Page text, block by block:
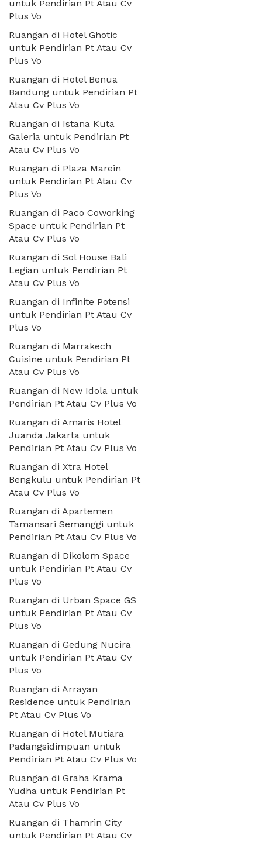
untuk Pendirian Pt Atau Cv
Plus Vo
Ruangan di Hotel Ghotic
untuk Pendirian Pt Atau Cv
Plus Vo
Ruangan di Hotel Benua
Bandung untuk Pendirian Pt
Atau Cv Plus Vo
Ruangan di Istana Kuta
Galeria untuk Pendirian Pt
Atau Cv Plus Vo
Ruangan di Plaza Marein
untuk Pendirian Pt Atau Cv
Plus Vo
Ruangan di Paco Coworking
Space untuk Pendirian Pt
Atau Cv Plus Vo
Ruangan di Sol House Bali
Legian untuk Pendirian Pt
Atau Cv Plus Vo
Ruangan di Infinite Potensi
untuk Pendirian Pt Atau Cv
Plus Vo
Ruangan di Marrakech
Cuisine untuk Pendirian Pt
Atau Cv Plus Vo
Ruangan di New Idola untuk
Pendirian Pt Atau Cv Plus Vo
Ruangan di Amaris Hotel
Juanda Jakarta untuk
Pendirian Pt Atau Cv Plus Vo
Ruangan di Xtra Hotel
Bengkulu untuk Pendirian Pt
Atau Cv Plus Vo
Ruangan di Apartemen
Tamansari Semanggi untuk
Pendirian Pt Atau Cv Plus Vo
Ruangan di Dikolom Space
untuk Pendirian Pt Atau Cv
Plus Vo
Ruangan di Urban Space GS
untuk Pendirian Pt Atau Cv
Plus Vo
Ruangan di Gedung Nucira
untuk Pendirian Pt Atau Cv
Plus Vo
Ruangan di Arrayan
Residence untuk Pendirian
Pt Atau Cv Plus Vo
Ruangan di Hotel Mutiara
Padangsidimpuan untuk
Pendirian Pt Atau Cv Plus Vo
Ruangan di Graha Krama
Yudha untuk Pendirian Pt
Atau Cv Plus Vo
Ruangan di Thamrin City
untuk Pendirian Pt Atau Cv